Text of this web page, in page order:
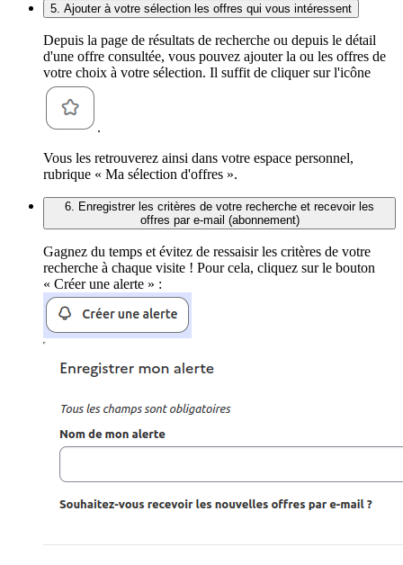
5. Ajouter à votre sélection les offres qui vous intéressent
Depuis la page de résultats de recherche ou depuis le détail
d'une offre consultée, vous pouvez ajouter la ou les offres de
votre choix à votre sélection. Il suffit de cliquer sur l'icône
.
Vous les retrouverez ainsi dans votre espace personnel,
rubrique « Ma sélection d'offres ».
6. Enregistrer les critères de votre recherche et recevoir les
offres par e-mail (abonnement)
Gagnez du temps et évitez de ressaisir les critères de votre
recherche à chaque visite ! Pour cela, cliquez sur le bouton
« Créer une alerte » :